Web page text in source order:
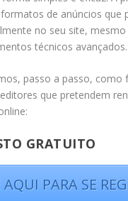
de anúncios que
no seu site, mesmo
técnicos avançados.
passo a passo, como
que pretendem
GRATUITO
PARA SE